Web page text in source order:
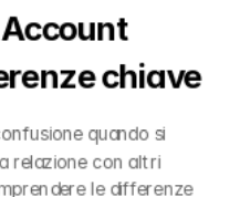
Account
chiave
quando si
relazione con altri
le differenze